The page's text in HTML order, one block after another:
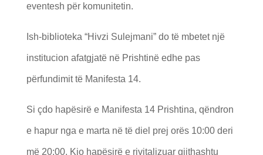
eventesh për komunitetin.
Ish-biblioteka “Hivzi Sulejmani” do të mbetet një
institucion afatgjatë në Prishtinë edhe pas
përfundimit të Manifesta 14.
Si çdo hapësirë e Manifesta 14 Prishtina, qëndron
e hapur nga e marta në të diel prej orës 10:00 deri
më 20:00. Kjo hapësirë e rivitalizuar gjithashtu